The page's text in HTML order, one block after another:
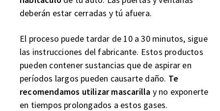
deberán estar cerradas y tú afuera.
El proceso puede tardar de 10 a 30 minutos, sigue
las instrucciones del fabricante. Estos productos
pueden contener sustancias que de aspirar en
períodos largos pueden causarte daño. Te
recomendamos utilizar mascarilla y no exponerte
en tiempos prolongados a estos gases.